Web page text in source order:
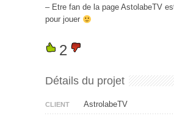
– Etre fan de la page AstolabeTV
pour jouer
2
Détails du projet
CLIENT AstrolabeTV